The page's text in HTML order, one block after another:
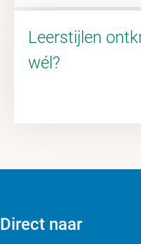
Leerstijlen
wél?
Direct naar